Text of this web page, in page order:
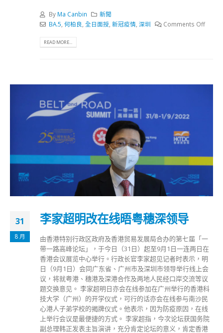
By Ma Canbin
新聞
BA.5 何柏良 全日面授 新冠疫情, 深圳 Comments Off
READ MORE...
31
8 月
李家超明改在线晤粤穗深领导
由香港特别行政区政府及香港贸易发展局合办的第七届「一
带一路高峰论坛」，于今日（31日）起至9月1日一连两日在
香港会议展览中心举行。行政长官李家超见记者时表示，明
日（9月1日）会同广东省、广州市及深圳市领导举行线上会
议，将就粤港、穗港及深港合作及两地人民经口岸交流等议
题交换意见。 李家超明日亦会在线参加在广州举行的香港科
技大学（广州）的开学仪式，可行的话亦会在线参与南沙民
心港人子弟学校的揭牌仪式。他表示，因为防疫原因，在线
上举行会议是最便捷的方式。 李家超指，今次论坛获国务院
副总理韩正发表主旨演讲，充分肯定论坛的意义，肯定香港